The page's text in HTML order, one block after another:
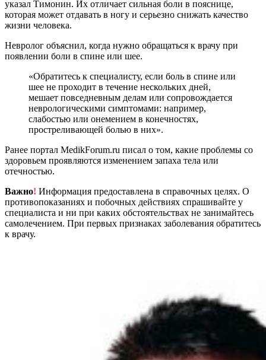
указал Тимонин. Их отличает сильная боли в пояснице,
которая может отдавать в ногу и серьезно снижать качество
жизни человека.
Невролог объяснил, когда нужно обращаться к врачу при
появлении боли в спине или шее.
«Обратитесь к специалисту, если боль в спине или
шее не проходит в течение нескольких дней,
мешает повседневным делам или сопровождается
неврологическими симптомами: например,
слабостью или онемением в конечностях,
простреливающей болью в них».
Ранее портал MedikForum.ru писал о том, какие проблемы со
здоровьем проявляются изменением запаха тела или
отечностью.
Важно! Информация предоставлена в справочных целях. О
противопоказаниях и побочных действиях спрашивайте у
специалиста и ни при каких обстоятельствах не занимайтесь
самолечением. При первых признаках заболевания обратитесь
к врачу.